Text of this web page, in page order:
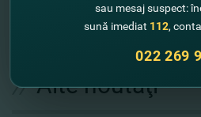
// Alte noutăţi
sau mesaj suspect:
sună imediat 112,
022 269